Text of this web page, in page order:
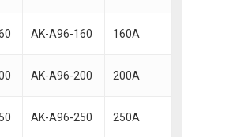
AK-A96-160 160A
AK-A96-200 200A
AK-A96-250 250A